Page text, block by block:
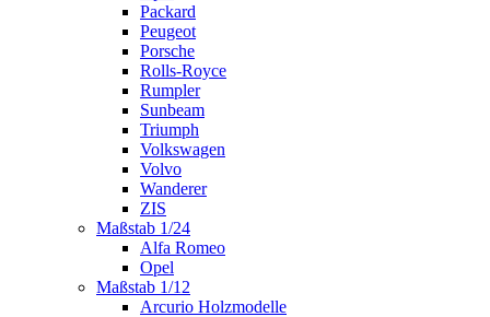
Packard
Peugeot
Porsche
Rolls-Royce
Rumpler
Sunbeam
Triumph
Volkswagen
Volvo
Wanderer
ZIS
Maßstab 1/24
Alfa Romeo
Opel
Maßstab 1/12
Arcurio Holzmodelle